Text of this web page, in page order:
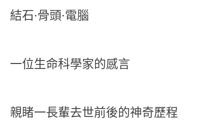
結石·骨頭·電腦
一位生命科學家的感言
親睹一長輩去世前後的神奇歷程